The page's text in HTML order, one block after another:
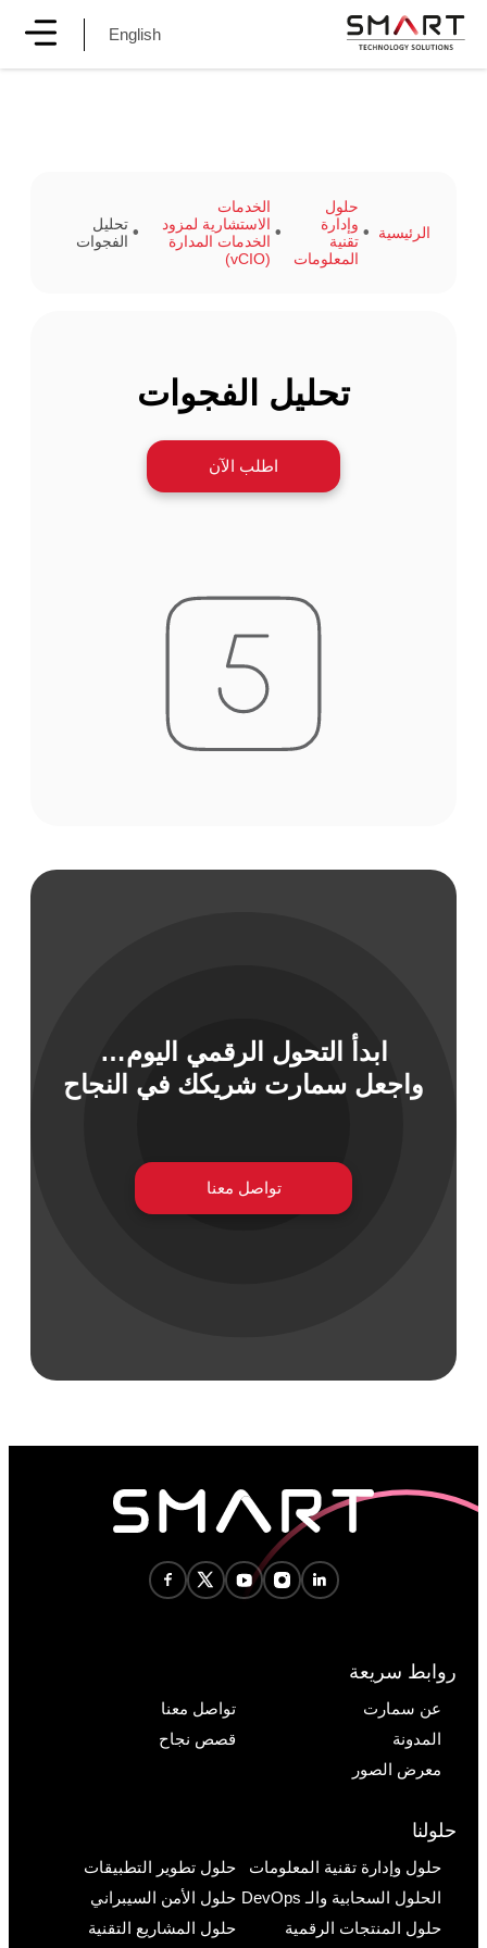
المعلومات
English
الرئيسية
حلول
وإدارة
تقنية
المعلومات
الخدمات
الاستشارية لمزود
الخدمات المدارة
(vCIO)
تحليل
الفجوات
تحليل الفجوات
اطلب الآن
ابدأ التحول الرقمي اليوم…
واجعل سمارت شريكك في النجاح
تواصل معنا
روابط سريعة
عن سمارت
تواصل معنا
المدونة
قصص نجاح
معرض الصور
حلولنا
حلول وإدارة تقنية المعلومات
حلول تطوير التطبيقات
الحلول السحابية والـ DevOps
حلول الأمن السيبراني
حلول المنتجات الرقمية
حلول المشاريع التقنية